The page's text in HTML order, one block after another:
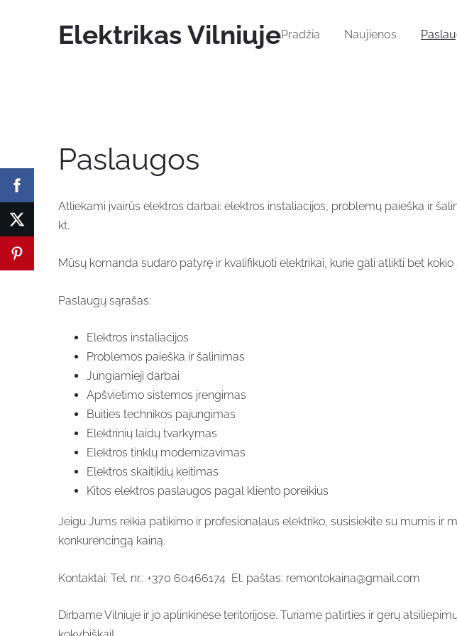
Elektrikas VilniujePradžia Naujienos
Paslaugos
Atliekami įvairūs elektros darbai: elektros instaliacijos, problemų paieška ir
kt.
Mūsų komanda sudaro patyrę ir kvalifikuoti elektrikai, kurie gali atlikti bet
Paslaugų sąrašas:
Elektros instaliacijos
Problemos paieška ir šalinimas
Jungiamieji darbai
Apšvietimo sistemos įrengimas
Buities technikos pajungimas
Elektrinių laidų tvarkymas
Elektros tinklų modernizavimas
Elektros skaitiklių keitimas
Kitos elektros paslaugos pagal kliento poreikius
Jeigu Jums reikia patikimo ir profesionalaus elektriko, susisiekite su mumis
konkurencingą kainą.
Kontaktai: Tel. nr.: +370 60466174 El. paštas: remontokaina@gmail.com
Dirbame Vilniuje ir jo aplinkinėse teritorijose. Turiame patirties ir gerų